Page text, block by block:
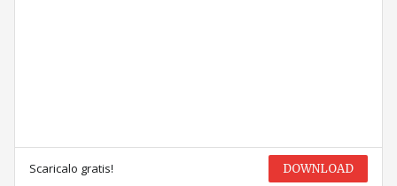
Scaricalo gratis! DOWNLOAD